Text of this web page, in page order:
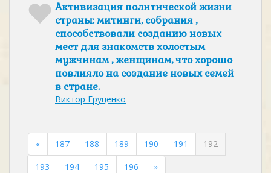
Активизация политической жизни
страны: митинги, собрания ,
способствовали созданию новых
мест для знакомств холостым
мужчинам , женщинам, что хорошо
повлияло на создание новых семей
в стране.
Виктор Груценко
« 187 188 189 190 191
192
193
194 195 196 »